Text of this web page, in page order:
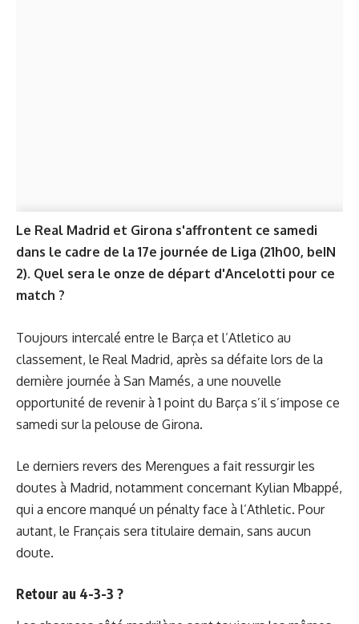
Le Real Madrid et Girona s'affrontent ce samedi
dans le cadre de la 17e journée de Liga (21h00, beIN
2). Quel sera le onze de départ d'Ancelotti pour ce
match ?
Toujours intercalé entre le Barça et l’Atletico au
classement, le Real Madrid, après sa défaite lors de la
dernière journée à San Mamés, a une nouvelle
opportunité de revenir à 1 point du Barça s’il s’impose ce
samedi sur la pelouse de Girona.
Le derniers revers des Merengues a fait ressurgir les
doutes à Madrid, notamment concernant Kylian Mbappé,
qui a encore manqué un pénalty face à l’Athletic. Pour
autant, le Français sera titulaire demain, sans aucun
doute.
Retour au 4-3-3 ?